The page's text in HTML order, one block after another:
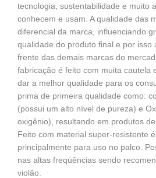
tecnologia, sustentabilidade e muito
conhecem e usam. A qualidade das
diferencial da marca, influenciando
qualidade do produto final e por isso
frente das demais marcas do
fabricação é feito com muita cautela
dar a melhor qualidade para os
prima de primeira qualidade como:
(possui um alto nível de pureza) e
oxigênio), resultando em produtos
Feito com material super-resistente
principalmente para uso no palco.
nas altas freqüências sendo
violão.